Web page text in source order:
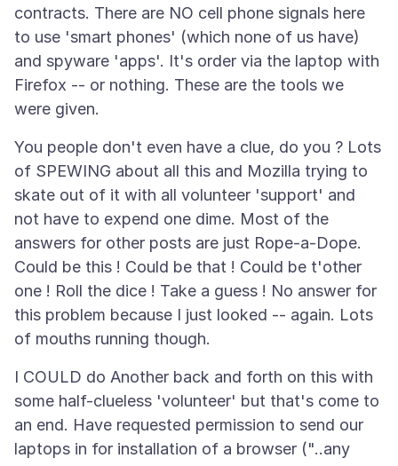
contracts. There are NO cell phone signals here
to use 'smart phones' (which none of us have)
and spyware 'apps'. It's order via the laptop with
Firefox -- or nothing. These are the tools we
You people don't even have a clue, do you ? Lots
of SPEWING about all this and Mozilla trying to
skate out of it with all volunteer 'support' and
not have to expend one dime. Most of the
answers for other posts are just Rope-a-Dope.
Could be this ! Could be that ! Could be t'other
one ! Roll the dice ! Take a guess ! No answer for
this problem because I just looked -- again. Lots
I COULD do Another back and forth on this with
some half-clueless 'volunteer' but that's come to
an end. Have requested permission to send our
laptops in for installation of a browser ("..any